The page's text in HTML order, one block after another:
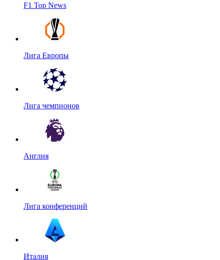
F1 Top News
Лига Европы
Лига чемпионов
Англия
Лига конференций
Италия